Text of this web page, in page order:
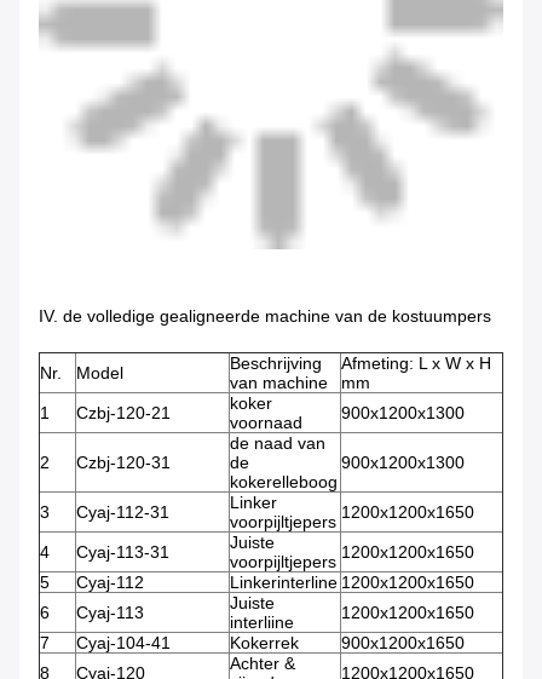
IV. de volledige gealigneerde machine van de kostuumpers
Nr. Model
Beschrijving
van machine
Afmeting: L x W x H
mm
1
Czbj-120-21
koker
voornaad
900x1200x1300
2 Czbj-120-31
de naad van
de
kokerelleboog
900x1200x1300
3 Cyaj-112-31
Linker
voorpijltjepers 1200x1200x1650
4 Cyaj-113-31
Juiste
voorpijltjepers 1200x1200x1650
5
Cyaj-112 Linkerinterline 1200x1200x1650
6
Cyaj-113
Juiste
interliine
1200x1200x1650
7
Cyaj-104-41 Kokerrek
900x1200x1650
8
Cyaj-120
Achter &
1200x1200x1650